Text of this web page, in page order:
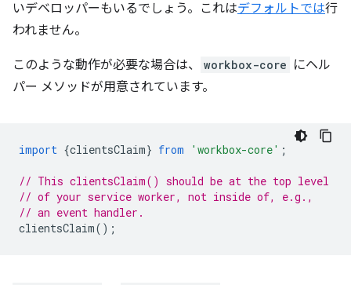
いデベロッパーもいるでしょう。これはデフォルトでは行
われません。
このような動作が必要な場合は、 workbox-core にヘル
パー メソッドが用意されています。
import {clientsClaim} from 'workbox-core' ;
// This clientsClaim() should be at the top level
// of your service worker, not inside of, e.g.,
// an event handler.
clientsClaim();